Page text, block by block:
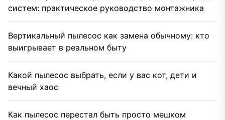
систем: практическое руководство монтажника
Вертикальный пылесос как замена обычному: кто
выигрывает в реальном быту
Какой пылесос выбрать, если у вас кот, дети и
вечный хаос
Как пылесос перестал быть просто мешком